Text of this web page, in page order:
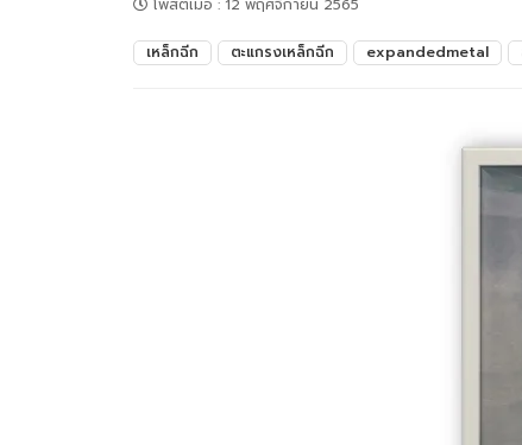
โพสต์เมื่อ : 12 พฤศจิกายน 2565
เหล็กฉีก ตะแกรงเหล็กฉีก expandedmetal